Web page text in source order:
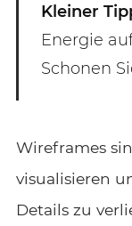
Kleiner
Energie
Schonen
Wireframes
visualisieren
Details zu